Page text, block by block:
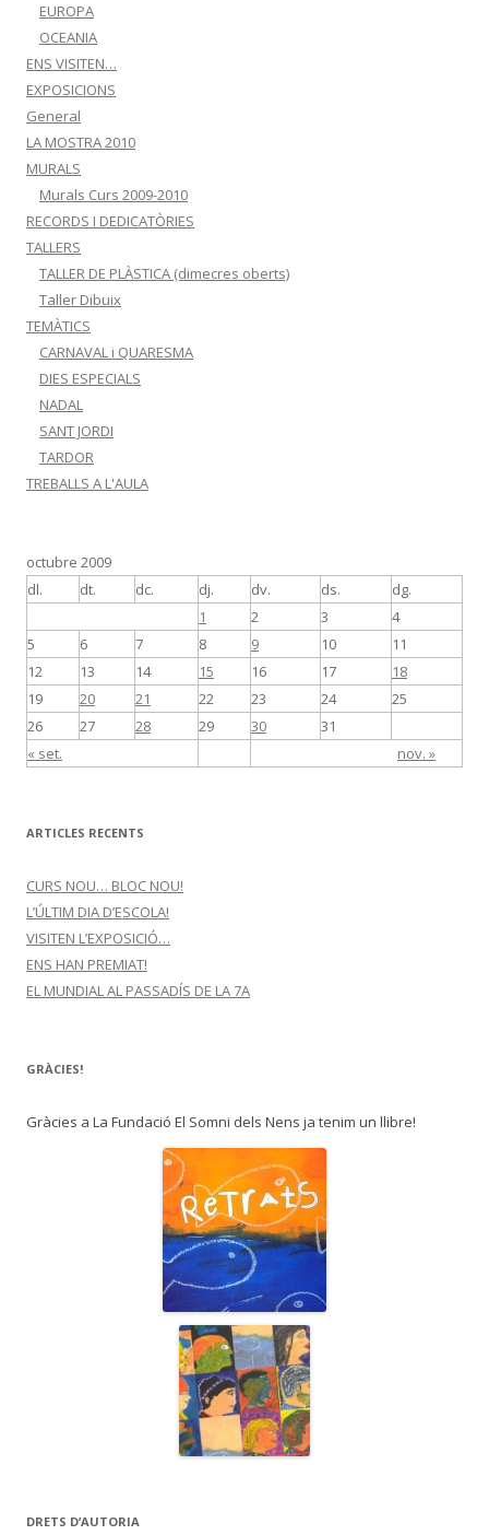
EUROPA
OCEANIA
ENS VISITEN…
EXPOSICIONS
General
LA MOSTRA 2010
MURALS
Murals Curs 2009-2010
RECORDS I DEDICATÒRIES
TALLERS
TALLER DE PLÀSTICA (dimecres oberts)
Taller Dibuix
TEMÀTICS
CARNAVAL i QUARESMA
DIES ESPECIALS
NADAL
SANT JORDI
TARDOR
TREBALLS A L'AULA
octubre 2009
dl.
dt. dc. dj. dv. ds. dg.
« set. nov. »
1 2 3
4
5
6 7 8 9 10
11
12
13 14 15 16 17
18
19
20 21 22 23 24
25
26
27 28 29 30 31
ARTICLES RECENTS
CURS NOU… BLOC NOU!
L’ÚLTIM DIA D’ESCOLA!
VISITEN L’EXPOSICIÓ…
ENS HAN PREMIAT!
EL MUNDIAL AL PASSADÍS DE LA 7A
GRÀCIES!
Gràcies a La Fundació El Somni dels Nens ja tenim un llibre!
DRETS D’AUTORIA